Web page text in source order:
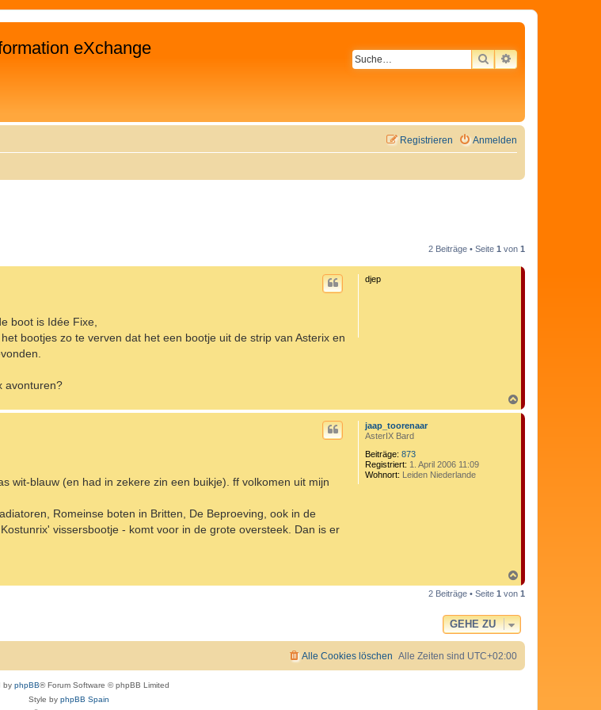
eXchange
SUCHEERWEITERTE
Anmelden
Registrieren
2 Beiträge • Seite 1 von 1
djep
boot is Idée Fixe,
bootjes zo te verven dat het een bootje uit de strip van Asterix en
avonturen?
a
c
jaap_toorenaar
AsterIX Bard
Beiträge: 873
Registriert: 1. April 2006 11:09
Wohnort: Leiden Niederlande
wit-blauw (en had in zekere zin een buikje). ff volkomen uit mijn
Romeinse boten in Britten, De Beproeving, ook in de
vissersbootje - komt voor in de grote oversteek. Dan is er
a
c
o
b
e
2 Beiträge • Seite 1 von 1
GEHE ZU
Alle Zeiten sind UTC+02:00
Alle Cookies löschen
by phpBB® Forum Software © phpBB Limited
Style by phpBB Spain